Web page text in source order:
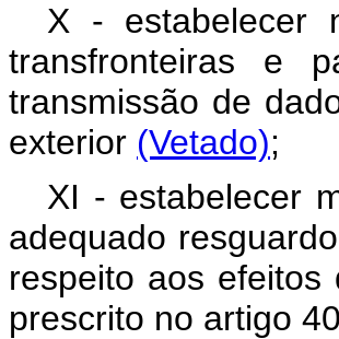
X - estabelecer
transfronteiras e
transmissão de
exterior (Vetado);
XI - estabelecer
adequado
respeito aos
prescrito no artigo